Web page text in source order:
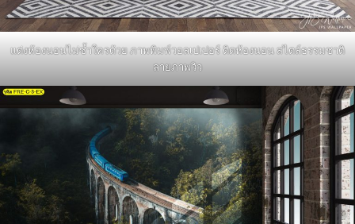
แต่งห้องนอนไม่ซ้ำใครด้วย ภาพพิมพ์วอลเปเปอร์ ติดห้องนอน สไตล์ธรรมชาติ
ลายภาพวิว